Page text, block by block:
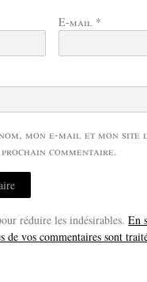
E-mail *
mon e-mail et mon site
commentaire.
réduire les indésirables.En
de vos commentaires sont